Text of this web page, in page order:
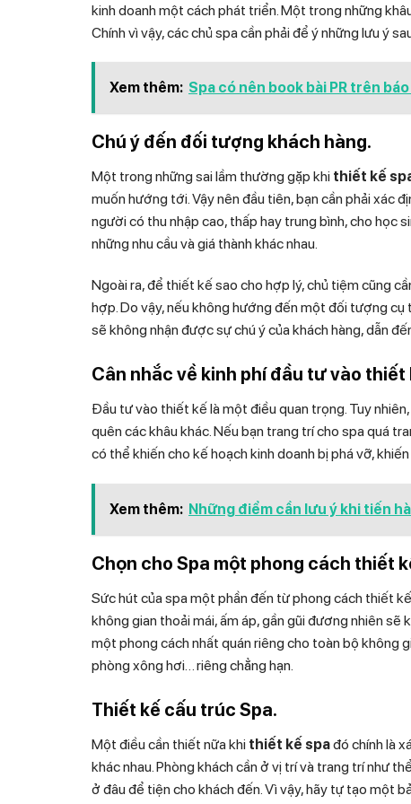
kinh doanh một cách phát triển. Một trong những
Chính vì vậy, các chủ spa cần phải để ý những lưu ý
Xem thêm: Spa có nên book bài PR trên
Chú ý đến đối tượng khách hàng.
Một trong những sai lầm thường gặp khi thiết kế
muốn hướng tới. Vậy nên đầu tiên, bạn cần phải xác
người có thu nhập cao, thấp hay trung bình, cho học
những nhu cầu và giá thành khác nhau.
Ngoài ra, để thiết kế sao cho hợp lý, chủ tiệm cũng
hợp. Do vậy, nếu không hướng đến một đối tượng
sẽ không nhận được sự chú ý của khách hàng, dẫn
Cân nhắc về kinh phí đầu tư vào thiết
Đầu tư vào thiết kế là một điều quan trọng. Tuy
quên các khâu khác. Nếu bạn trang trí cho spa quá
có thể khiến cho kế hoạch kinh doanh bị phá vỡ,
Xem thêm: Những điểm cần lưu ý khi tiến
Chọn cho Spa một phong cách thiết
Sức hút của spa một phần đến từ phong cách thiết
không gian thoải mái, ấm áp, gần gũi đương nhiên
một phong cách nhất quán riêng cho toàn bộ không
phòng xông hơi… riêng chẳng hạn.
Thiết kế cấu trúc Spa.
Một điều cần thiết nữa khi thiết kế spađó chính là
khác nhau. Phòng khách cần ở vị trí và trang trí như
ở đâu để tiện cho khách đến. Vì vậy, hãy tự tạo một